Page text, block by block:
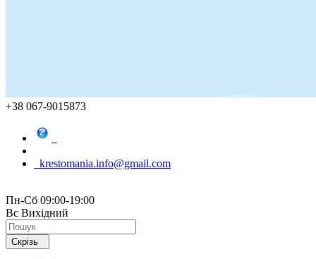
+38 067-9015873
krestomania.info@gmail.com
Пн-Сб 09:00-19:00
Вс Вихідний
Скрізь